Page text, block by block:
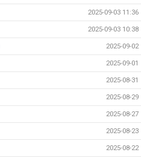
2025-09-03 11:36
2025-09-03 10:38
2025-09-02
2025-09-01
2025-08-31
2025-08-29
2025-08-27
2025-08-23
2025-08-22